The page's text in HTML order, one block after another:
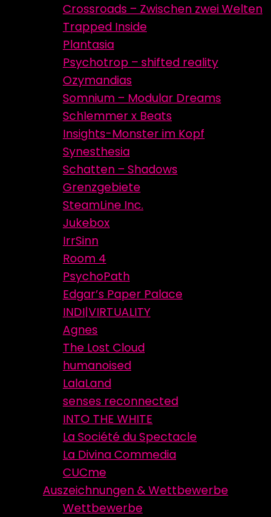
Crossroads – Zwischen zwei Welten
Trapped Inside
Plantasia
Psychotrop – shifted reality
Ozymandias
Somnium – Modular Dreams
Schlemmer x Beats
Insights-Monster im Kopf
Synesthesia
Schatten – Shadows
Grenzgebiete
SteamLine Inc.
Jukebox
IrrSinn
Room 4
PsychoPath
Edgar’s Paper Palace
INDI|VIRTUALITY
Agnes
The Lost Cloud
humanoised
LalaLand
senses reconnected
INTO THE WHITE
La Société du Spectacle
La Divina Commedia
CUCme
Auszeichnungen & Wettbewerbe
Wettbewerbe